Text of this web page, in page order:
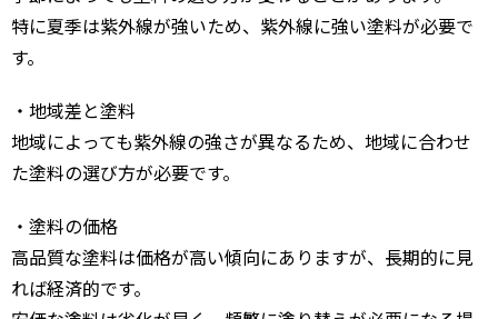
特に夏季は紫外線が強いため、紫外線に強い塗料が必要で
す。
・地域差と塗料
地域によっても紫外線の強さが異なるため、地域に合わせ
た塗料の選び方が必要です。
・塗料の価格
高品質な塗料は価格が高い傾向にありますが、長期的に見
れば経済的です。